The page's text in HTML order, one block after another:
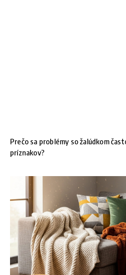
Prečo sa problémy so žalúdkom
príznakov?